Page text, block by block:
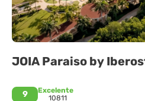
JOIA Paraiso by
9
Excelente
10811